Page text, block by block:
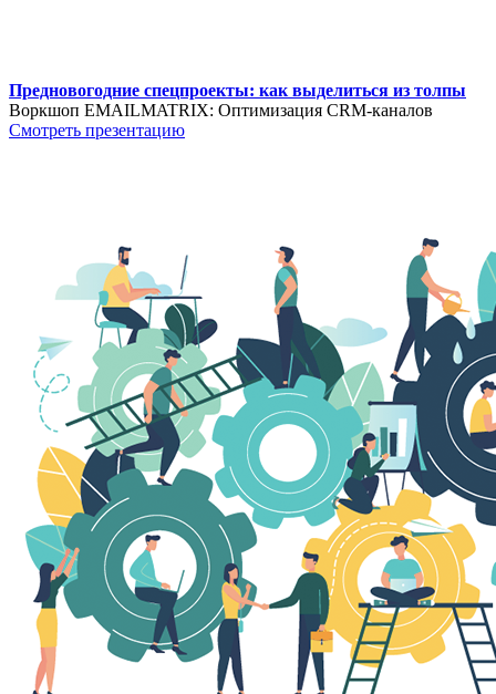
Предновогодние спецпроекты: как выделиться из толпы
Воркшоп EMAILMATRIX: Оптимизация CRM-каналов
Смотреть презентацию